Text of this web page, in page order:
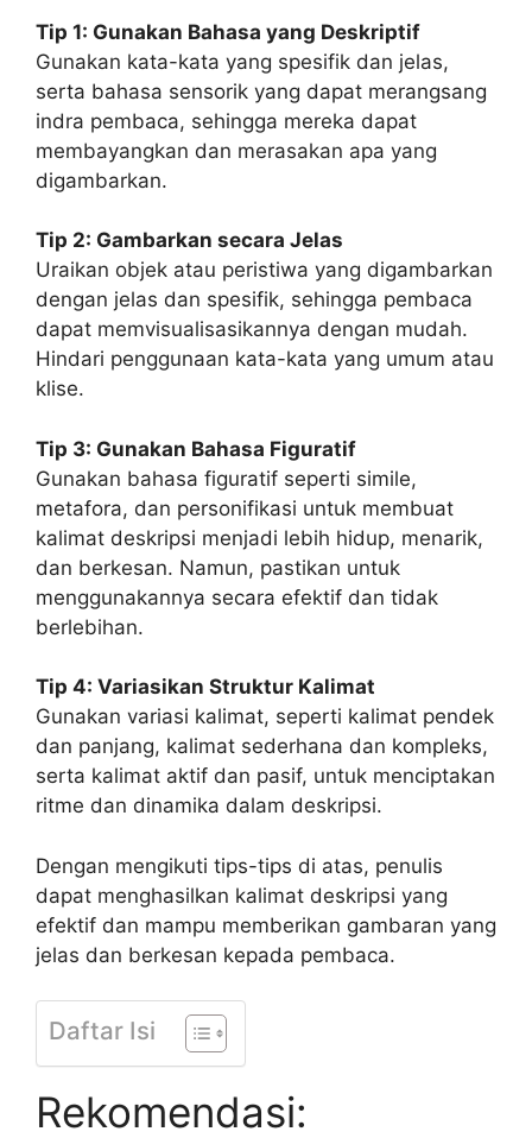
Tip 1: Gunakan Bahasa yang Deskriptif
Gunakan kata-kata yang spesifik dan jelas,
serta bahasa sensorik yang dapat merangsang
indra pembaca, sehingga mereka dapat
membayangkan dan merasakan apa yang
digambarkan.
Tip 2: Gambarkan secara Jelas
Uraikan objek atau peristiwa yang digambarkan
dengan jelas dan spesifik, sehingga pembaca
dapat memvisualisasikannya dengan mudah.
Hindari penggunaan kata-kata yang umum atau
klise.
Tip 3: Gunakan Bahasa Figuratif
Gunakan bahasa figuratif seperti simile,
metafora, dan personifikasi untuk membuat
kalimat deskripsi menjadi lebih hidup, menarik,
dan berkesan. Namun, pastikan untuk
menggunakannya secara efektif dan tidak
berlebihan.
Tip 4: Variasikan Struktur Kalimat
Gunakan variasi kalimat, seperti kalimat pendek
dan panjang, kalimat sederhana dan kompleks,
serta kalimat aktif dan pasif, untuk menciptakan
ritme dan dinamika dalam deskripsi.
Dengan mengikuti tips-tips di atas, penulis
dapat menghasilkan kalimat deskripsi yang
efektif dan mampu memberikan gambaran yang
jelas dan berkesan kepada pembaca.
Daftar Isi
Rekomendasi: